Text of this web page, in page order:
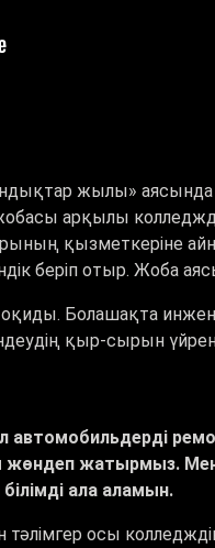
жылы» аясында
арқылы
қызметкеріне
беріп отыр. Жоба
Болашақта
қыр-сырын
жөндеп жатырмыз.
ала аламын.
осы